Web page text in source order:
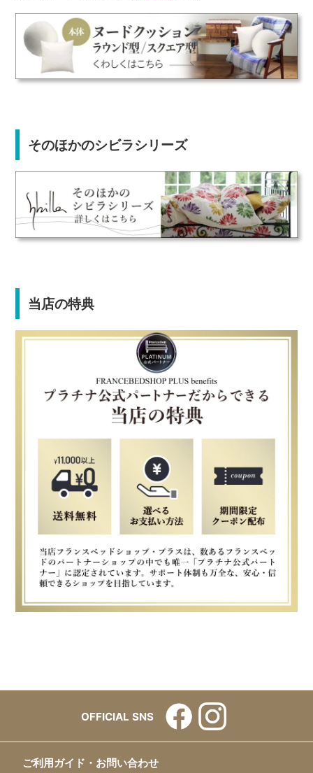
そのほかのシビラシリーズ
当店の特典
OFFICIAL SNS
ご利用ガイド・お問い合わせ